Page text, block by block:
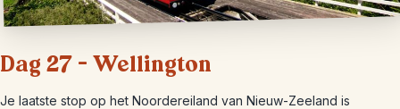
Dag 27 – Wellington
Je laatste stop op het Noordereiland van Nieuw-Zeeland is